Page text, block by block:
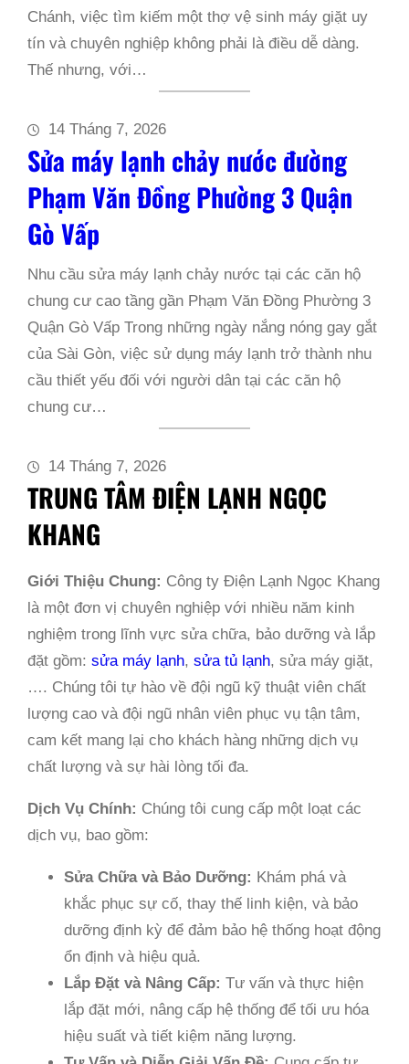
Chánh, việc tìm kiếm một thợ vệ sinh máy giặt uy
tín và chuyên nghiệp không phải là điều dễ dàng.
Thế nhưng, với…
14 Tháng 7, 2026
Sửa máy lạnh chảy nước đường
Phạm Văn Đồng Phường 3 Quận
Gò Vấp
Nhu cầu sửa máy lạnh chảy nước tại các căn hộ
chung cư cao tầng gần Phạm Văn Đồng Phường 3
Quận Gò Vấp Trong những ngày nắng nóng gay gắt
của Sài Gòn, việc sử dụng máy lạnh trở thành nhu
cầu thiết yếu đối với người dân tại các căn hộ
chung cư…
14 Tháng 7, 2026
TRUNG TÂM ĐIỆN LẠNH NGỌC
KHANG
Giới Thiệu Chung: Công ty Điện Lạnh Ngọc Khang
là một đơn vị chuyên nghiệp với nhiều năm kinh
nghiệm trong lĩnh vực sửa chữa, bảo dưỡng và lắp
đặt gồm: sửa máy lạnh, sửa tủ lạnh, sửa máy giặt,
…. Chúng tôi tự hào về đội ngũ kỹ thuật viên chất
lượng cao và đội ngũ nhân viên phục vụ tận tâm,
cam kết mang lại cho khách hàng những dịch vụ
chất lượng và sự hài lòng tối đa.
Dịch Vụ Chính: Chúng tôi cung cấp một loạt các
dịch vụ, bao gồm:
Sửa Chữa và Bảo Dưỡng: Khám phá và
khắc phục sự cố, thay thế linh kiện, và bảo
dưỡng định kỳ để đảm bảo hệ thống hoạt động
ổn định và hiệu quả.
Lắp Đặt và Nâng Cấp: Tư vấn và thực hiện
lắp đặt mới, nâng cấp hệ thống để tối ưu hóa
hiệu suất và tiết kiệm năng lượng.